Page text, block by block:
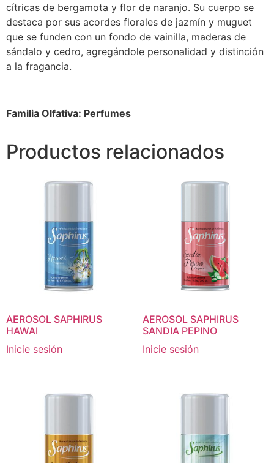
cítricas de bergamota y flor de naranjo. Su cuerpo se
destaca por sus acordes florales de jazmín y muguet
que se funden con un fondo de vainilla, maderas de
sándalo y cedro, agregándole personalidad y distinción
a la fragancia.
Familia Olfativa: Perfumes
Productos relacionados
AEROSOL SAPHIRUS
HAWAI
Inicie sesión
AEROSOL SAPHIRUS
SANDIA PEPINO
Inicie sesión